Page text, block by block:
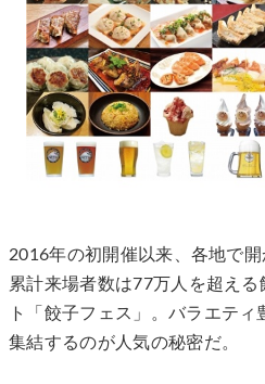
2016年の初開催以来、各地で開
累計来場者数は77万人を超え
ト「餃子フェス」。バラエテ
集結するのが人気の秘密だ。